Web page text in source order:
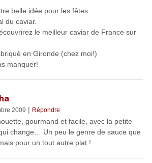
belle idée pour les fêtes.
du caviar.
le meilleur caviar de France sur
en Gironde (chez moi!)
manquer!
2009 | Répondre
gourmand et facile, avec la petite
change… Un peu le genre de sauce que
pour un tout autre plat !